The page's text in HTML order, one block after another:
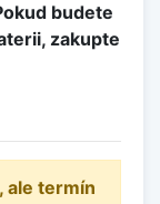
budete
zakupte
ale termín